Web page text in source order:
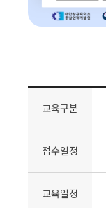
교육구분
접수일정
교육일정